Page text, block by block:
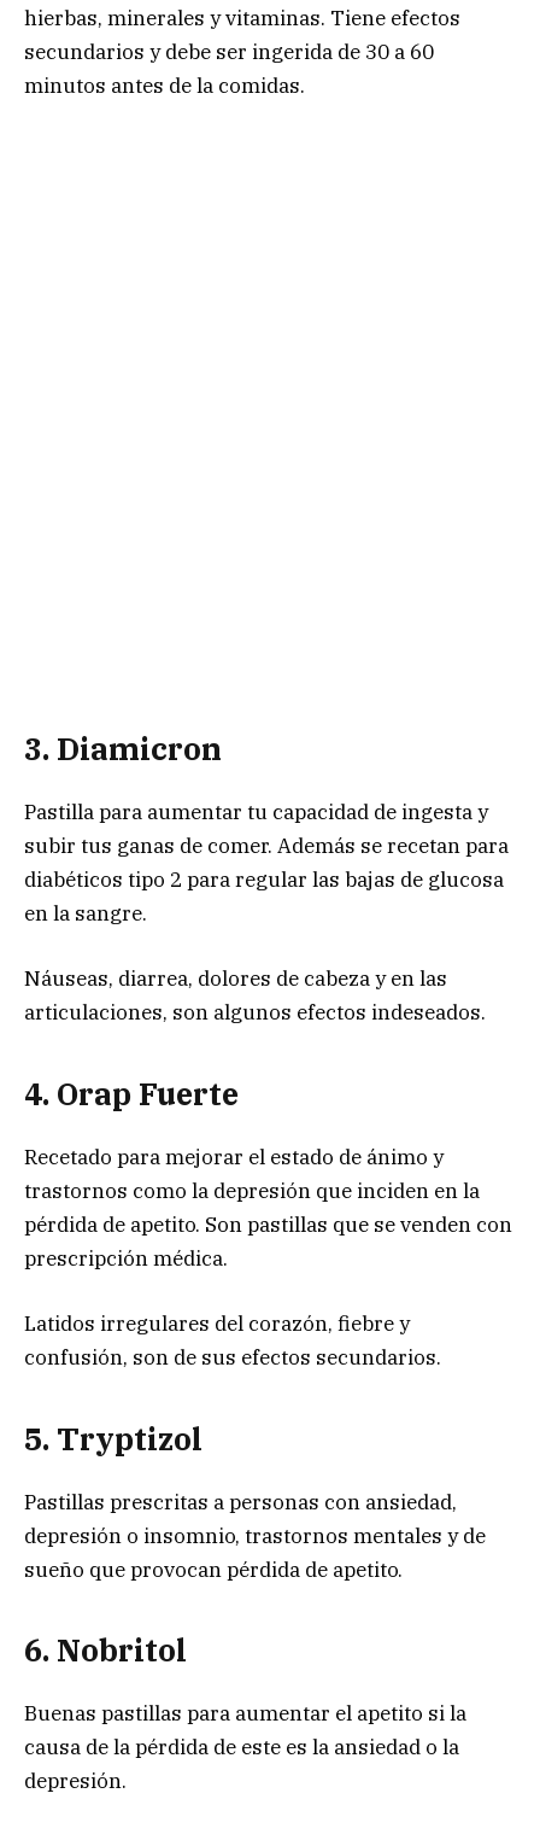
hierbas, minerales y vitaminas. Tiene efectos
secundarios y debe ser ingerida de 30 a 60
minutos antes de la comidas.
3. Diamicron
Pastilla para aumentar tu capacidad de ingesta y
subir tus ganas de comer. Además se recetan para
diabéticos tipo 2 para regular las bajas de glucosa
en la sangre.
Náuseas, diarrea, dolores de cabeza y en las
articulaciones, son algunos efectos indeseados.
4. Orap Fuerte
Recetado para mejorar el estado de ánimo y
trastornos como la depresión que inciden en la
pérdida de apetito. Son pastillas que se venden con
prescripción médica.
Latidos irregulares del corazón, fiebre y
confusión, son de sus efectos secundarios.
5. Tryptizol
Pastillas prescritas a personas con ansiedad,
depresión o insomnio, trastornos mentales y de
sueño que provocan pérdida de apetito.
6. Nobritol
Buenas pastillas para aumentar el apetito si la
causa de la pérdida de este es la ansiedad o la
depresión.